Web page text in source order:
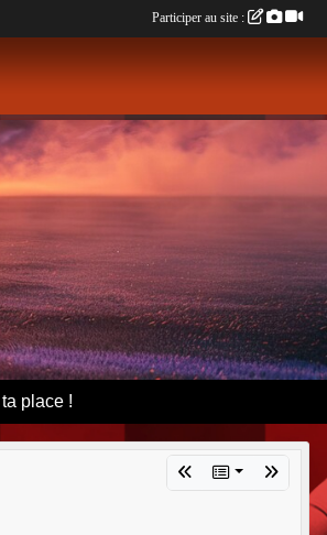
place !
Participer au site :